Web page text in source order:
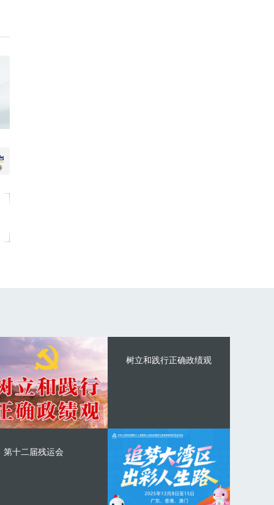
树立和践行正确政绩观
第十二届残运会